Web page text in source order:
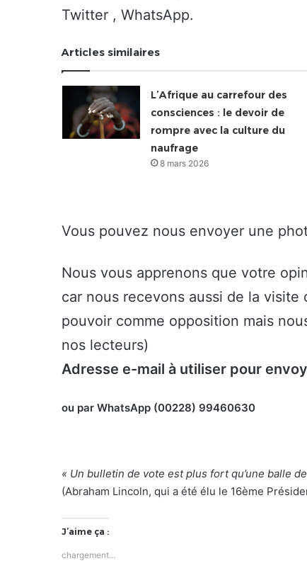
Twitter , WhatsApp.
Articles similaires
L’Afrique au carrefour des
consciences : le devoir de
rompre avec la culture du
naufrage
8 mars 2026
Vous pouvez nous envoyer une
Nous vous apprenons que votre
car nous recevons aussi de la
pouvoir comme opposition mais
nos lecteurs)
Adresse e-mail à utiliser pour
ou par WhatsApp (00228) 99460630
« Un bulletin de vote est plus fort qu’une balle
(Abraham Lincoln, qui a été élu le 16ème
J’aime ça :
chargement…